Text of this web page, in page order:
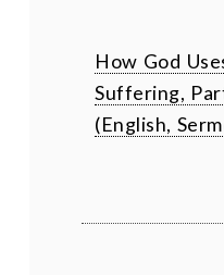
How God
Suffering,
(English,